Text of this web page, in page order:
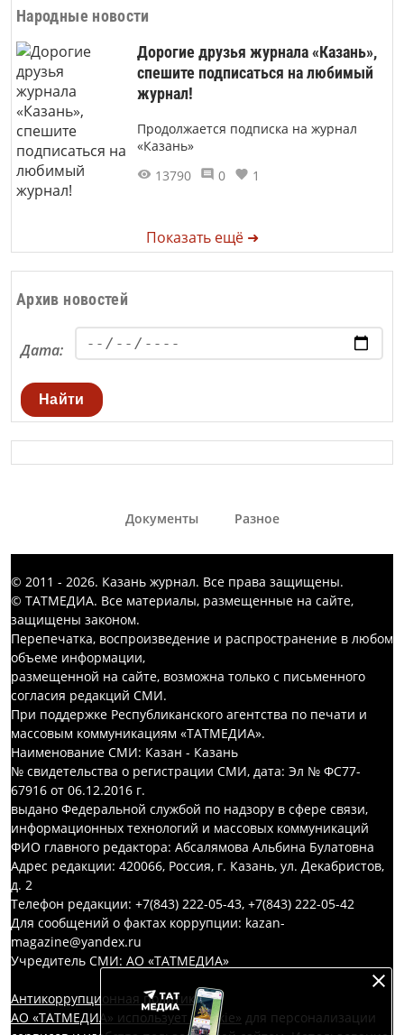
Народные новости
Дорогие друзья журнала «Казань»,
спешите подписаться на любимый
журнал!
Продолжается подписка на журнал
«Казань»
13790
0 1
Показать ещё ➜
Архив новостей
Дата:
Найти
Документы Разное
© 2011 - 2026. Казань журнал. Все права защищены.
© ТАТМЕДИА. Все материалы, размещенные на сайте,
защищены законом.
Перепечатка, воспроизведение и распространение в любом
объеме информации,
размещенной на сайте, возможна только с письменного
согласия редакций СМИ.
При поддержке Республиканского агентства по печати и
массовым коммуникациям «ТАТМЕДИА».
Наименование СМИ: Казан - Казань
№ свидетельства о регистрации СМИ, дата: Эл № ФС77-
67916 от 06.12.2016 г.
выдано Федеральной службой по надзору в сфере связи,
информационных технологий и массовых коммуникаций
ФИО главного редактора: Абсалямова Альбина Булатовна
Адрес редакции: 420066, Россия, г. Казань, ул. Декабристов,
д. 2
Телефон редакции: +7(843) 222-05-43, +7(843) 222-05-42
Для сообщений о фактах коррупции: kazan-
magazine@yandex.ru
Учредитель СМИ: АО «ТАТМЕДИА»
Антикоррупционная политика
АО «ТАТМЕДИА» использует «cookie» для персонализации